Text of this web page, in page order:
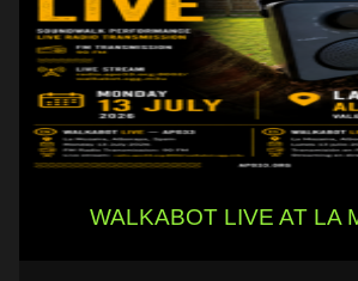
WALKABOT LIVE AT LA